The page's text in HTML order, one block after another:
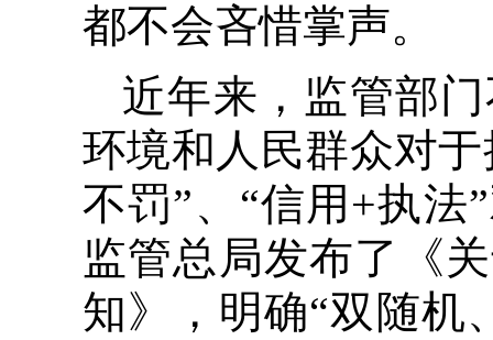
都不会吝惜掌声。
近年来，监管部
环境和人民群众对
不罚”、“信用+执法
监管总局发布了《
知》，明确“双随机